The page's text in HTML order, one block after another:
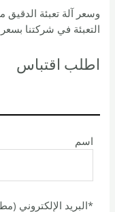
وسعر آلة تعبئة
التعبئة في شركتنا
اطلب اقتباس
اسم
(مطلوب) البريد الإلكتروني*